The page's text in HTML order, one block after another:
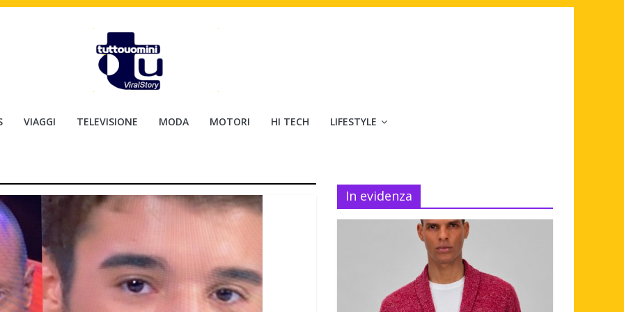
VIAGGI TELEVISIONE MODA MOTORI HI TECH LIFESTYLE
In evidenza